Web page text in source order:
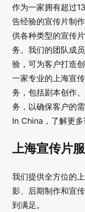
作为一家拥有超过
告经验的宣传片制
供各种类型的宣传
务。我们的团队成
验，可为客户打造
一家专业的上海宣
务，包括剧本创作
务，以确保客户的
In China，了解更多
上海宣传片
我们提供全方位的
影、后期制作和宣
到满足。